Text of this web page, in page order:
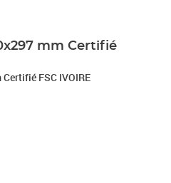
mm Certifié
FSC IVOIRE